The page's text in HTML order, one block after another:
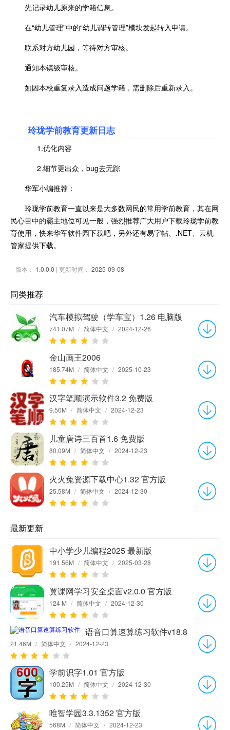
先记录幼儿原来的学籍信息。
在“幼儿管理”中的“幼儿调转管理”模块发起转入申请。
联系对方幼儿园，等待对方审核。
通知本镇级审核。
如因本校重复录入造成问题学籍，需删除后重新录入。
玲珑学前教育更新日志
1.优化内容
2.细节更出众，bug去无踪
华军小编推荐：
玲珑学前教育一直以来是大多数网民的常用学前教育，其在网
民心目中的霸主地位可见一般，强烈推荐广大用户下载玲珑学前教
育使用，快来华军软件园下载吧，另外还有易字帖、.NET、云机
管家提供下载。
版本： 1.0.0.0 | 更新时间： 2025-09-08
同类推荐
汽车模拟驾驶（学车宝）1.26 电脑版
741.07M / 简体中文 / 2024-12-26
金山画王2006
185.74M / 简体中文 / 2025-10-23
汉字笔顺演示软件3.2 免费版
9.50M / 简体中文 / 2024-12-23
儿童唐诗三百首1.6 免费版
80.09M / 简体中文 / 2024-12-23
火火兔资源下载中心1.32 官方版
25.58M / 简体中文 / 2024-12-30
最新更新
中小学少儿编程2025 最新版
191.56M / 简体中文 / 2025-03-28
翼课网学习安全桌面v2.0.0 官方版
124 M / 简体中文 / 2024-12-30
语音口算速算练习软件v18.8
21.46M / 简体中文 / 2024-12-23
学前识字1.01 官方版
100.25M / 简体中文 / 2024-12-30
唯智学园3.3.1352 官方版
568M / 简体中文 / 2024-12-23